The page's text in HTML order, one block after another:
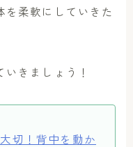
柔軟にしていきた
きましょう！
切！背中を動か